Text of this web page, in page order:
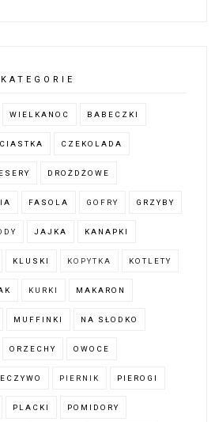
KATEGORIE
WIELKANOC BABECZKI
CIASTKA CZEKOLADA
DROŻDŻOWE
FASOLA GOFRY GRZYBY
JAJKA KANAPKI
KLUSKI KOPYTKA KOTLETY
KURKI MAKARON
MUFFINKI NA SŁODKO
ORZECHY OWOCE
PIERNIK PIEROGI
PLACKI POMIDORY